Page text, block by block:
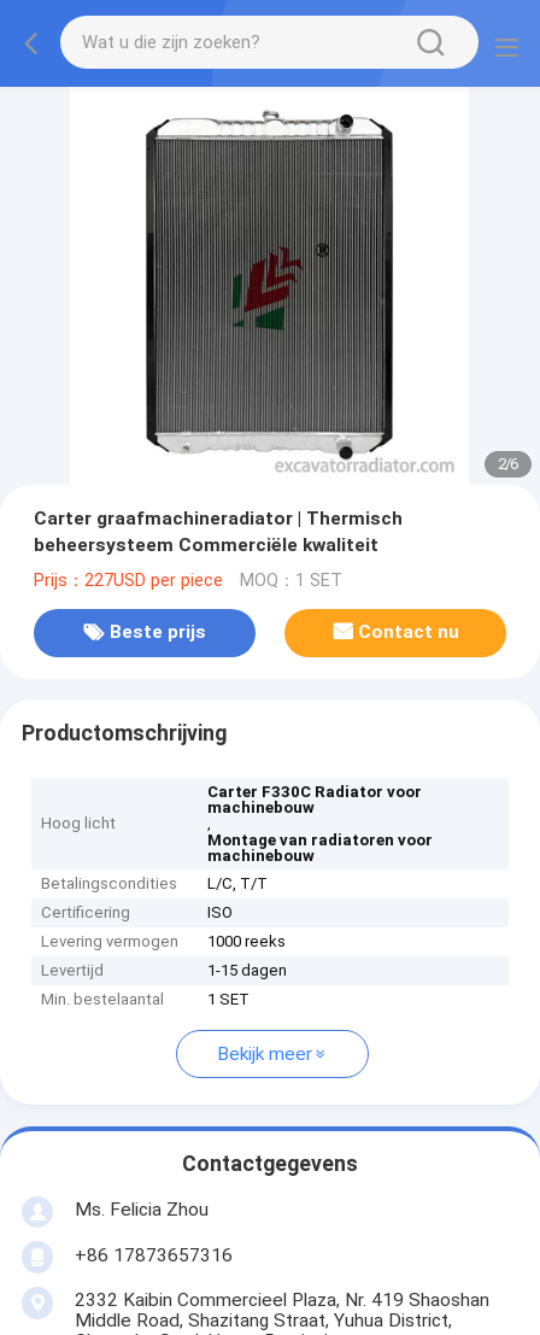
2/6
Carter graafmachineradiator | Thermisch
beheersysteem Commerciële kwaliteit
Prijs：227USD per piece MOQ：1 SET
Beste prijs Contact nu
Productomschrijving
Hoog licht
Carter F330C Radiator voor
machinebouw
,
Montage van radiatoren voor
machinebouw
Betalingscondities
L/C, T/T
Certificering
ISO
Levering vermogen
1000 reeks
Levertijd
1-15 dagen
Min. bestelaantal
1 SET
Bekijk meer
Contactgegevens
Ms. Felicia Zhou
+86 17873657316
2332 Kaibin Commercieel Plaza, Nr. 419 Shaoshan
Middle Road, Shazitang Straat, Yuhua District,